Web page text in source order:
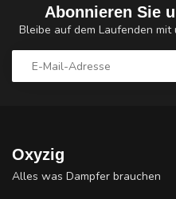
Abonnieren Sie
Bleibe auf dem Laufenden
Oxyzig
Alles was Dampfer brauchen